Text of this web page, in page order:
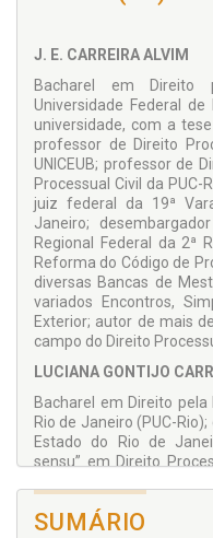
Alienação judicial
do regime de bens
Testamentos e
Herança jacente
Bens dos ausentes
Coisas vagas
Interdição
Organização e
Ratificação dos
processos
abrange todos os
Para que essa obra
formatá-la sob o
processuais, a cargo do
se iniciando na seara
J. E. CARREIRA ALVIM
Bacharel em Direito
Universidade Federal
universidade, com a
professor de Direito
UNICEUB; professor de
Processual Civil da
juiz federal da 19ª
Janeiro;
Regional Federal da 2ª
Reforma do Código de
diversas Bancas de
variados Encontros,
Exterior; autor de mais
campo do Direito
LUCIANA GONTIJO
Bacharel em Direito
Rio de Janeiro (PUC-
Estado do Rio de
sensu” em Direito
Estado do Rio Grande
SUMÁRIO